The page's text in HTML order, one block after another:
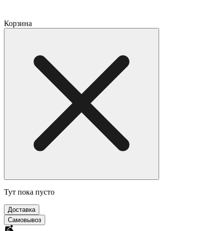
Корзина
Тут пока пусто
Доставка
Самовывоз